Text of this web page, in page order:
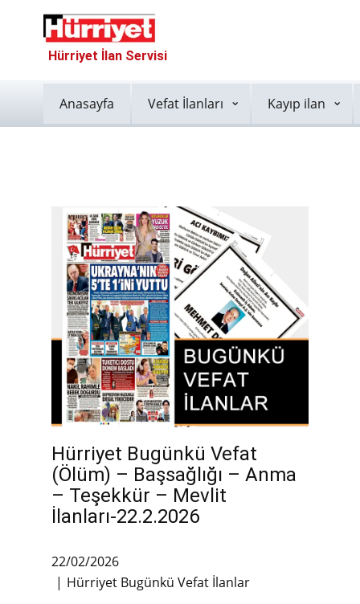
Hürriyet İlan Servisi
Anasayfa Vefat İlanları Kayıp ilan
Hürriyet Bugünkü Vefat
(Ölüm) – Başsağlığı – Anma
– Teşekkür – Mevlit
İlanları-22.2.2026
22/02/2026
Hürriyet Bugünkü Vefat İlanlar